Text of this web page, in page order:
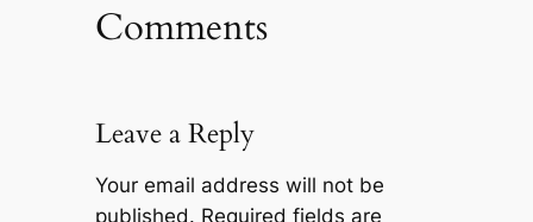
Comments
Leave a Reply
Your email address will not be
published. Required fields are